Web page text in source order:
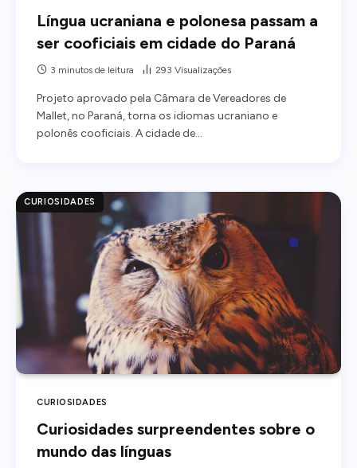
Língua ucraniana e polonesa passam a
ser cooficiais em cidade do Paraná
3 minutos de leitura 293 Visualizações
Projeto aprovado pela Câmara de Vereadores de
Mallet, no Paraná, torna os idiomas ucraniano e
polonês cooficiais. A cidade de…
CURIOSIDADES
CURIOSIDADES
Curiosidades surpreendentes sobre o
mundo das línguas